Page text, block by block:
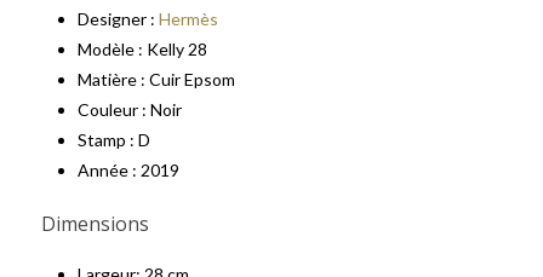
Designer : Hermès
Modèle : Kelly 28
Matière : Cuir Epsom
Couleur : Noir
Stamp : D
Année : 2019
Dimensions